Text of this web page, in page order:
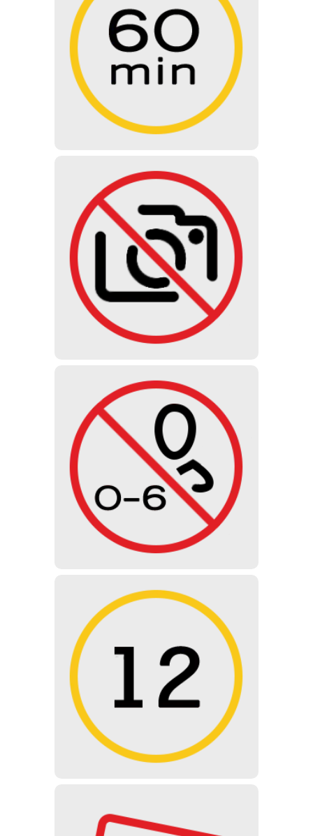
60 MINUTOS
La duración de la visita guiada
normal es de 60 minutos - Durante
la visita guiada se ven todas las
exposiciones del museo con la
profesionales.
FOTO
No está permitido hacer fotos,
vídeos ni grabaciones de audio. No
vendemos entradas con foto.
MENORES DE 6 AÑOS
Debido al inquietante e impactante
diseño de la exposición, no se
permite la visita al museo a niños
menores de 6 años.
MENORES DE 12 AÑOS
No recomendado para menores
de 12 años, pero puede visitarse
con la aprobación y supervisión de
un padre / tutor